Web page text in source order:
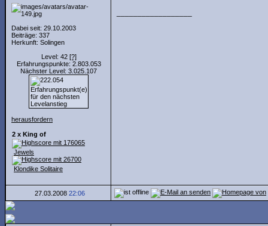
Dabei seit: 29.10.2003
Beiträge: 337
Herkunft: Solingen
Level: 42 [?]
Erfahrungspunkte: 2.803.053
Nächster Level: 3.025.107
herausfordern
2 x King of
Jewels
Klondike Solitaire
27.03.2008 22:06